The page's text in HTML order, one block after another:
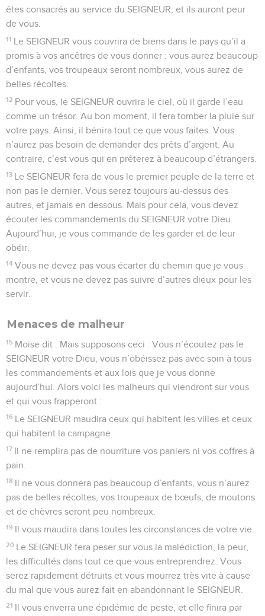
êtes consacrés au service du SEIGNEUR, et ils auront peur
de vous.
11 Le SEIGNEUR vous couvrira de biens dans le pays qu’il a
promis à vos ancêtres de vous donner : vous aurez beaucoup
d’enfants, vos troupeaux seront nombreux, vous aurez de
belles récoltes.
12 Pour vous, le SEIGNEUR ouvrira le ciel, où il garde l’eau
comme un trésor. Au bon moment, il fera tomber la pluie sur
votre pays. Ainsi, il bénira tout ce que vous faites. Vous
n’aurez pas besoin de demander des prêts d’argent. Au
contraire, c’est vous qui en prêterez à beaucoup d’étrangers.
13 Le SEIGNEUR fera de vous le premier peuple de la terre et
non pas le dernier. Vous serez toujours au-dessus des
autres, et jamais en dessous. Mais pour cela, vous devez
écouter les commandements du SEIGNEUR votre Dieu.
Aujourd’hui, je vous commande de les garder et de leur
obéir.
14 Vous ne devez pas vous écarter du chemin que je vous
montre, et vous ne devez pas suivre d’autres dieux pour les
servir.
Menaces de malheur
15 Moïse dit : Mais supposons ceci : Vous n’écoutez pas le
SEIGNEUR votre Dieu, vous n’obéissez pas avec soin à tous
les commandements et aux lois que je vous donne
aujourd’hui. Alors voici les malheurs qui viendront sur vous
et qui vous frapperont :
16 Le SEIGNEUR maudira ceux qui habitent les villes et ceux
qui habitent la campagne.
17 Il ne remplira pas de nourriture vos paniers ni vos coffres à
pain.
18 Il ne vous donnera pas beaucoup d’enfants, vous n’aurez
pas de belles récoltes, vos troupeaux de bœufs, de moutons
et de chèvres seront peu nombreux.
19 Il vous maudira dans toutes les circonstances de votre vie.
20 Le SEIGNEUR fera peser sur vous la malédiction, la peur,
les difficultés dans tout ce que vous entreprendrez. Vous
serez rapidement détruits et vous mourrez très vite à cause
du mal que vous aurez fait en abandonnant le SEIGNEUR.
21 Il vous enverra une épidémie de peste, et elle finira par